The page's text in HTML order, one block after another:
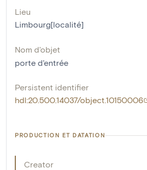
Lieu
Limbourg[localité]
Nom d'objet
porte d'entrée
Persistent identifier
hdl:20.500.14037/object.10150006
PRODUCTION ET DATATION
Creator